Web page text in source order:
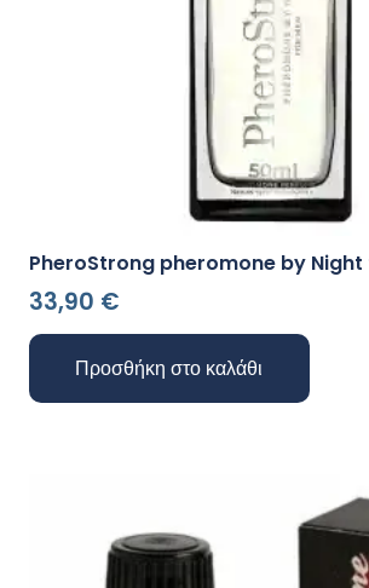
PheroStrong pheromone by Night
33,90 €
Προσθήκη στο καλάθι